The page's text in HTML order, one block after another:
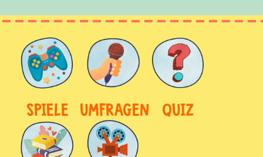
SPIELE UMFRAGEN QUIZ